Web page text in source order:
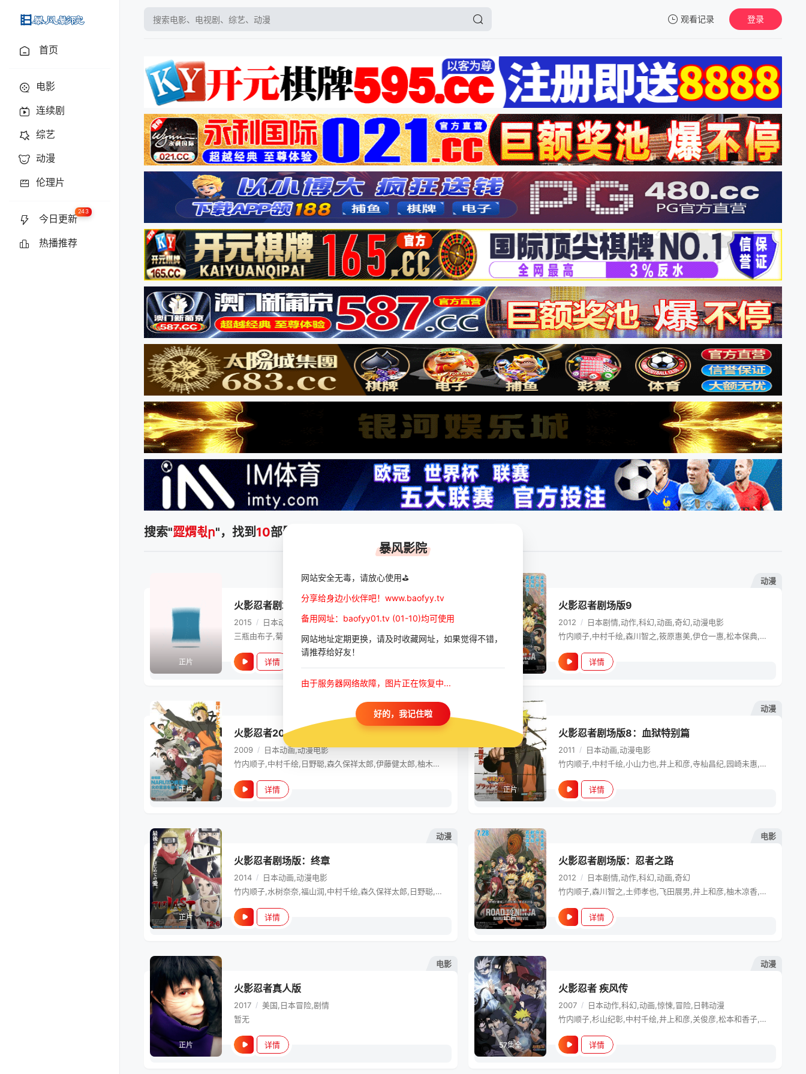
baofyy.tv 观看记录
暂无观看影片的记录
登录
首页
电影
连续剧
综艺
动漫
伦理片
今日更新
243
热播推荐
搜索"歰煟쵟ր"，找到10部影片
正片
火影忍者剧场版：博人传
2015 / 日本动作,动画,冒险,动漫电影
详情
动漫
火影忍者剧场版9
2012 / 日本剧情,动作,科幻,动画,奇幻,动漫电影
竹内顺子,中村千绘,森川智之,筱原惠美,伊仓一惠,松本保典,井上和彦,江原正士,关俊彦,杉山纪彰,日野聪,森久保祥太郎,伊藤健太郎,柚木凉香,鸟海浩辅,水树奈奈,川田绅司,增川洋一,远近孝一,田村由香里,胜生真沙子,根本圭子,福田信昭,中村大树,藤生圣子,石川英郎,飞田展男,川本克彦,檀臣幸,寺杣昌纪,土师孝也,中博史,樱井敏治,朝仓荣介,松本忍,宫下典子,织部由香里,大塚芳忠,玄田哲章,内田直哉
详情
动漫
正片
火影忍者2010剧场版6继承火之意志者
2009 / 日本动画,动漫电影
竹内顺子,中村千绘,日野聪,森久保祥太郎,伊藤健太郎,柚木凉香,鸟海浩辅,水树奈奈,川田绅司,增川洋一,远近孝一,田村由香里,石田彰,加濑康之,朴璐美,保志总一朗,下山吉光,皆川纯子,渡边英雄,大塚芳忠,胜生真沙子,根本圭子,河野智之,坪井智浩,朝仓荣介,柴田秀胜,小杉十郎太,杉山纪彰,小森创介,七绪春日,铃森勘司,井上和彦
详情
动漫
正片
火影忍者剧场版8：血狱特别篇
2011 / 日本动画,动漫电影
竹内顺子,中村千绘,小山力也,井上和彦,寺杣昌纪,园崎未惠,中村悠一,河西健吾,广田行生,胜生真沙子,森久保祥太郎,伊藤健太郎,鸟海浩辅,远近孝一,田村由香里,中博史,江川央生,手冢秀彰,夜野光,小松由佳,河本邦弘,关山美沙纪,星野充昭,佐藤忍,佐佐木省三,坂卷学,菊本平,远藤纯平,木岛隆一,松本忍,上川隆也
详情
动漫
正片
火影忍者剧场版：终章
2014 / 日本动画,动漫电影
竹内顺子,水树奈奈,福山润,中村千绘,森久保祥太郎,日野聪,石田彰,手冢秀彰,日野由利加,西村知道,江川央生,胜生真沙子,大谷育江,根本圭子,江原正士,关俊彦,伊藤健太郎,柚木凉香,鸟海浩辅,增川洋一,津田英三,浅井清己,落合露美,河野智之,坪井智浩,朝仓荣介,志田有彩,洞内爱,齐藤贵美子,菊池心,桑原由气,竹内荣治,高田里穗,桥爪爱,大桥卓弥,常田真太郎,堀内贤雄,佐佐木望,能登麻美子,杉山纪彰,玄田哲章,井上和彦
详情
电影
正片
火影忍者剧场版：忍者之路
2012 / 日本剧情,动作,科幻,动画,奇幻
竹内顺子,森川智之,土师孝也,飞田展男,井上和彦,柚木凉香,大塚芳忠,寺杣昌纪,鸟海浩辅,水树奈奈,伊藤健太郎,川田绅司,田村由香里,森久保祥太郎,松本保典,Noriaki Sugiyama,日野聪,江原正士,内田直哉,中博史,福田信昭,樱井敏治,松本忍,筱原惠美,石川英郎,关俊彦,檀臣幸,胜生真沙子,玄田哲章,中村千绘,中村大树,远近孝一,根本圭子,增川洋一,朝仓荣介,伊仓一惠,宫下典子,川本克彦,织部由香里
详情
电影
正片
火影忍者真人版
2017 / 美国,日本冒险,剧情
暂无
详情
动漫
57集全
火影忍者 疾风传
2007 / 日本动作,科幻,动画,惊悚,冒险,日韩动漫
竹内顺子,杉山纪彰,中村千绘,井上和彦,关俊彦,松本和香子,大塚芳忠,胜生真沙子,小山力也,日野聪,森久保祥太郎,伊藤健太郎,柚木凉香,小杉十郎太,增川洋一,远近孝一,田村由香里,江原正士,水树奈奈,鸟海浩辅,川田绅司,落合露美,根本圭子,大谷育江,重松朋,下屋则子,飞田展男,石田彰,朴璐美,加濑康之,中田让治,谷育子,石川英郎,檀臣幸,内田直哉,近藤隆,东条加那子,阪口周平,川本克彦,樱井孝宏,寺杣昌纪,土师孝也,堀内贤雄,森田顺平,田中敦子,小山茉美,神奈延年,中村大树,家中宏,福田信昭,楠大典,本田
详情
暴风影院
网站安全无毒，请放心使用⛳
分享给身边小伙伴吧！www.baofyy.tv
备用网址：baofyy01.tv (01-10)均可使用
网站地址定期更换，请及时收藏网址，如果觉得不错，
请推荐给好友！
由于服务器网络故障，图片正在恢复中...
好的，我记住啦